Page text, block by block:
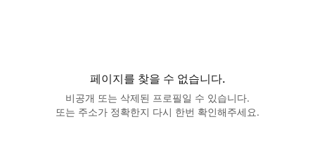
페이지를 찾을 수 없습니다.
비공개 또는 삭제된 프로필일 수 있습니다.
또는 주소가 정확한지 다시 한번 확인해주세요.